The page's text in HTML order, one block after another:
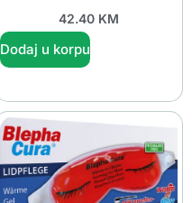
42.40 KM
Dodaj u korpu